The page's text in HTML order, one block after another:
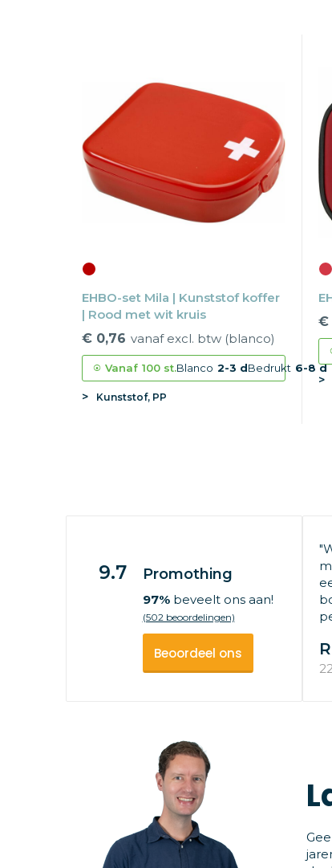
EHBO-set Mila | Kunststof koffer
| Rood met wit kruis
€ 0,76 vanaf excl. btw (blanco)
Vanaf 100 st.Blanco 2-3 dBedrukt 6-8 d
Kunststof, PP
€
9.7 Promothing
97%beveelt ons aan!
(502 beoordelingen)
Beoordeel ons